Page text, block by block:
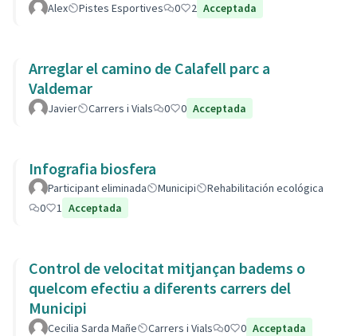
Alex Pistes Esportives 0 2 Acceptada
Arreglar el camino de Calafell parc a
Valdemar
Javier Carrers i Vials 0 0 Acceptada
Infografia biosfera
Participant eliminada Municipi
Rehabilitación ecológica
0
1 Acceptada
Control de velocitat mitjançan badems o
quelcom efectiu a diferents carrers del
Municipi
Cecilia Sarda Mañe Carrers i Vials 0 0 Acceptada